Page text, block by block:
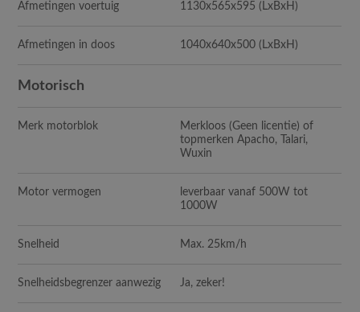
Afmetingen voertuig 1130x565x595 (LxBxH)
Afmetingen in doos 1040x640x500 (LxBxH)
Motorisch
Merk motorblok
Merkloos (Geen licentie) of
topmerken Apacho, Talari,
Wuxin
Motor vermogen
leverbaar vanaf 500W tot
1000W
Snelheid Max. 25km/h
Snelheidsbegrenzer aanwezig Ja, zeker!